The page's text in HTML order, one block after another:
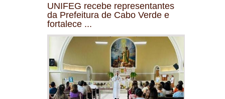
UNIFEG recebe representantes
da Prefeitura de Cabo Verde e
fortalece ...